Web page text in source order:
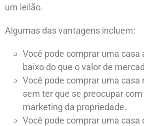
um leilão.
Algumas das vantagens incluem:
Você pode comprar uma casa
baixo do que o valor de
Você pode comprar uma casa
sem ter que se preocupar
marketing da propriedade.
Você pode comprar uma casa